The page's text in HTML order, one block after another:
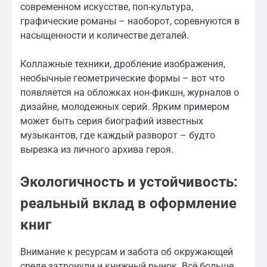
современном искусстве, поп-культура,
графические романы – наоборот, соревнуются в
насыщенности и количестве деталей.
Коллажные техники, дробление изображения,
необычные геометрические формы – вот что
появляется на обложках нон-фикшн, журналов о
дизайне, молодежных серий. Ярким примером
может быть серия биографий известных
музыкантов, где каждый разворот – будто
вырезка из личного архива героя.
Экологичность и устойчивость:
реальный вклад в оформление
книг
Внимание к ресурсам и забота об окружающей